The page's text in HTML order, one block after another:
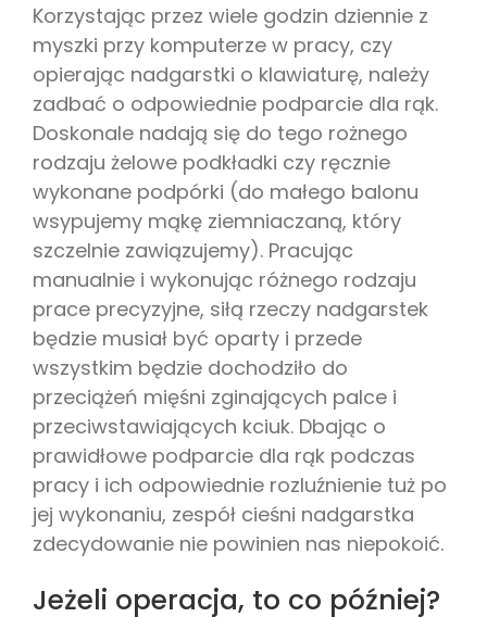
Korzystając przez wiele godzin dziennie z
myszki przy komputerze w pracy, czy
opierając nadgarstki o klawiaturę, należy
zadbać o odpowiednie podparcie dla rąk.
Doskonale nadają się do tego rożnego
rodzaju żelowe podkładki czy ręcznie
wykonane podpórki (do małego balonu
wsypujemy mąkę ziemniaczaną, który
szczelnie zawiązujemy). Pracując
manualnie i wykonując różnego rodzaju
prace precyzyjne, siłą rzeczy nadgarstek
będzie musiał być oparty i przede
wszystkim będzie dochodziło do
przeciążeń mięśni zginających palce i
przeciwstawiających kciuk. Dbając o
prawidłowe podparcie dla rąk podczas
pracy i ich odpowiednie rozluźnienie tuż po
jej wykonaniu, zespół cieśni nadgarstka
zdecydowanie nie powinien nas niepokoić.
Jeżeli operacja, to co później?